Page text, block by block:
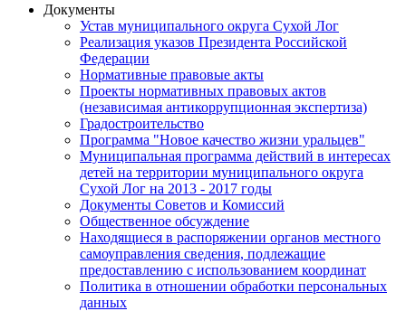
Документы
Устав муниципального округа Сухой Лог
Реализация указов Президента Российской
Федерации
Нормативные правовые акты
Проекты нормативных правовых актов
(независимая антикоррупционная экспертиза)
Градостроительство
Программа "Новое качество жизни уральцев"
Муниципальная программа действий в интересах
детей на территории муниципального округа
Сухой Лог на 2013 - 2017 годы
Документы Советов и Комиссий
Общественное обсуждение
Находящиеся в распоряжении органов местного
самоуправления сведения, подлежащие
предоставлению с использованием координат
Политика в отношении обработки персональных
данных